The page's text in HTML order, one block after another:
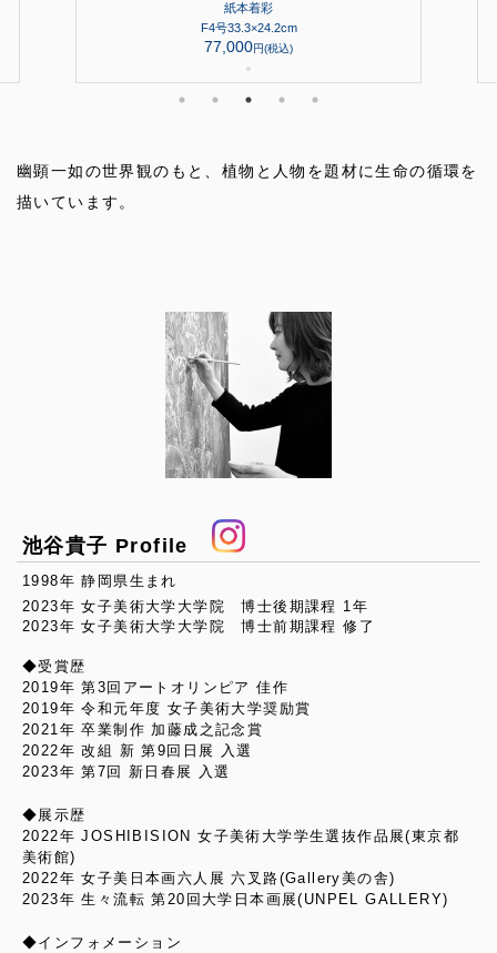
紙本着彩
F4号33.3×24.2cm
77,000円(税込)
●
幽顕一如の世界観のもと、植物と人物を題材に生命の循環を
描いています。
池谷貴子 Profile
1998年 静岡県生まれ
2023年 女子美術大学大学院 博士後期課程 1年
2023年 女子美術大学大学院 博士前期課程 修了
◆受賞歴
2019年 第3回アートオリンピア 佳作
2019年 令和元年度 女子美術大学奨励賞
2021年 卒業制作 加藤成之記念賞
2022年 改組 新 第9回日展 入選
2023年 第7回 新日春展 入選
◆展示歴
2022年 JOSHIBISION 女子美術大学学生選抜作品展(東京都
美術館)
2022年 女子美日本画六人展 六叉路(Gallery美の舎)
2023年 生々流転 第20回大学日本画展(UNPEL GALLERY)
◆インフォメーション